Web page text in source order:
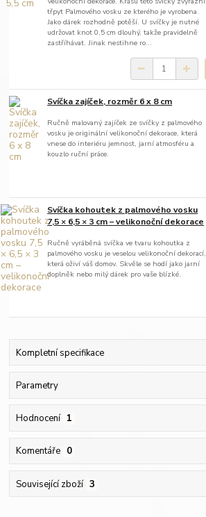
třpyt Palmového vosku ze kterého je vyrobena.
Jako dárek rozhodně potěší. U svíčky je nutné
udržovat knot 0,5 cm dlouhý, takže pravidelně
zastříhávat. Jinak nestihne ro...
Svíčka zajíček, rozměr 6 x 8 cm
Ručně malovaný zajíček ze svíčky z palmového
vosku je originální velikonoční dekorace, která
vnese do interiéru jemnost, jarní atmosféru a
kouzlo ruční práce.
Svíčka kohoutek z palmového vosku
7,5 × 6,5 × 3 cm – velikonoční dekorace
Ručně vyráběná svíčka ve tvaru kohoutka z
palmového vosku je veselou velikonoční dekorací,
která oživí váš domov. Skvěle se hodí jako jarní
doplněk nebo milý dárek pro vaše blízké.
Kompletní specifikace
Parametry
Hodnocení 1
Komentáře 0
Související zboží 3